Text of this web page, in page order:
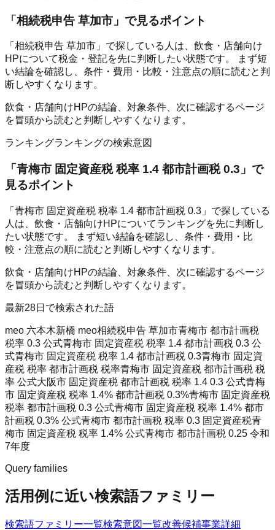
「相続税申告 草加市 」で見るポイント
「相続税申告 草加市」で探している人は、飲食・店舗向け
HPについて税金・登記を先に判断したい状態です。 まず短
い結論を確認し、条件・費用・比較・注意点の順に読むと判
断しやすくなります。
飲食・店舗向けHPの結論、対象条件、次に確認するページ
を冒頭から読むと判断しやすくなります。
ランキングランキングの検索意図
「 青梅市 固定資産税 税率 1.4 都市計画税 0.3 」で
見るポイント
「青梅市 固定資産税 税率 1.4 都市計画税 0.3」で探している
人は、飲食・店舗向けHPについてランキングを先に判断し
たい状態です。 まず短い結論を確認し、条件・費用・比
較・注意点の順に読むと判断しやすくなります。
飲食・店舗向けHPの結論、対象条件、次に確認するページ
を冒頭から読むと判断しやすくなります。
最新28日で検索された語
meo 六本木新橋 meo相続税申告 草加市青梅市 都市計画税
税率 0.3 公式青梅市 固定資産税 税率 1.4 都市計画税 0.3 公
式青梅市 固定資産税 税率 1.4 都市計画税 0.3青梅市 固定資
産税 税率 都市計画税 税率青梅市 固定資産税 都市計画税 税
率 公式大阪市 固定資産税 都市計画税 税率 1.4 0.3 公式青梅
市 固定資産税 税率 1.4% 都市計画税 0.3%青梅市 固定資産税
税率 都市計画税 0.3 公式青梅市 固定資産税 税率 1.4% 都市
計画税 0.3% 公式青梅市 都市計画税 税率 0.3 固定資産税青
梅市 固定資産税 税率 1.4% 公式青梅市 都市計画税 0.25 令和
7年度
Query families
活用例に近い検索語ファミリー
検索語ファミリー一覧検索意図一覧改善候補事業詳細